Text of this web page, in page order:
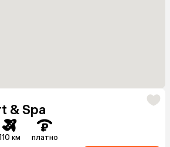
& Spa
км платно